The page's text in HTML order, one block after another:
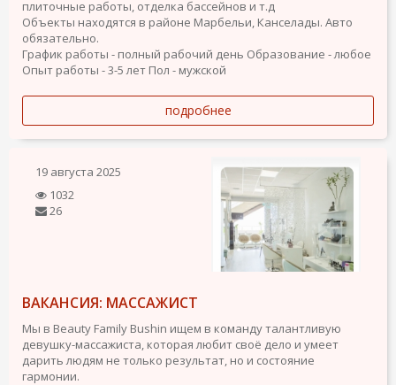
плиточные работы, отделка бассейнов и т.д
Объекты находятся в районе Марбельи, Канселады. Авто
обязательно.
График работы - полный рабочий день Образование - любое
Опыт работы - 3-5 лет Пол - мужской
подробнее
19 августа 2025
1032
26
ВАКАНСИЯ: МАССАЖИСТ
Мы в Beauty Family Bushin ищем в команду талантливую
девушку-массажиста, которая любит своё дело и умеет
дарить людям не только результат, но и состояние
гармонии.